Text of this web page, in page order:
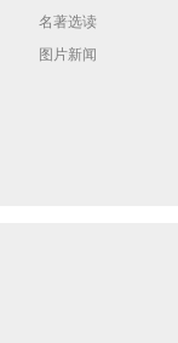
名著选读
图片新闻